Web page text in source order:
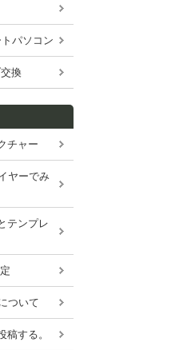
パソコン
換
チャー
ヤーでみ
テンプレ
ついて
する。